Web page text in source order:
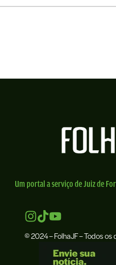
Um portal a serviço de Juiz de
© 2024 – FolhaJF – Todos